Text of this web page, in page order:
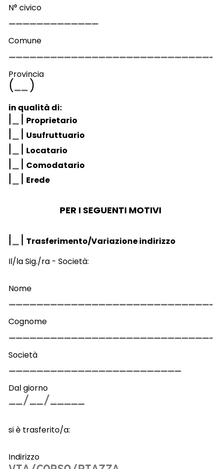
N° civico
Comune
Provincia
( )
in qualità di:
| | Proprietario
| | Usufruttuario
| | Locatario
| | Comodatario
| | Erede
PER I SEGUENTI MOTIVI
| | Trasferimento/Variazione indirizzo
Il/la Sig./ra - Società:
Nome
Cognome
Società
Dal giorno
si è trasferito/a:
Indirizzo